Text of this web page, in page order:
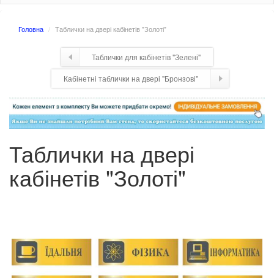
Головна Таблички на двері кабінетів "Золоті"
Таблички для кабінетів "Зелені"
Кабінетні таблички на двері "Бронзові"
Таблички на двері
кабінетів "Золоті"